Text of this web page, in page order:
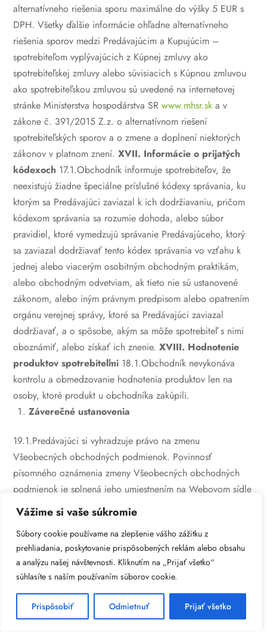
Vážime si vaše súkromie
Súbory cookie používame na zlepšenie vášho zážitku z
prehliadania, poskytovanie prispôsobených reklám alebo obsahu
a analýzu našej návštevnosti. Kliknutím na „Prijať všetko“
súhlasíte s naším používaním súborov cookie.
Prispôsobiť Odmietnuť Prijať všetko
alternatívneho riešenia sporu maximálne do výšky 5 EUR s
DPH. Všetky ďalšie informácie ohľadne alternatívneho
riešenia sporov medzi Predávajúcim a Kupujúcim –
spotrebiteľom vyplývajúcich z Kúpnej zmluvy ako
spotrebiteľskej zmluvy alebo súvisiacich s Kúpnou zmluvou
ako spotrebiteľskou zmluvou sú uvedené na internetovej
stránke Ministerstva hospodárstva SRwww.mhsr.sk a v
zákone č. 391/2015 Z.z. o alternatívnom riešení
spotrebiteľských sporov a o zmene a doplnení niektorých
zákonov v platnom znení. XVII. Informácie o prijatých
kódexoch 17.1.Obchodník informuje spotrebiteľov, že
neexistujú žiadne špeciálne príslušné kódexy správania, ku
ktorým sa Predávajúci zaviazal k ich dodržiavaniu, pričom
kódexom správania sa rozumie dohoda, alebo súbor
pravidiel, ktoré vymedzujú správanie Predávajúceho, ktorý
sa zaviazal dodržiavať tento kódex správania vo vzťahu k
jednej alebo viacerým osobitným obchodným praktikám,
alebo obchodným odvetviam, ak tieto nie sú ustanovené
zákonom, alebo iným právnym predpisom alebo opatrením
orgánu verejnej správy, ktoré sa Predávajúci zaviazal
dodržiavať, a o spôsobe, akým sa môže spotrebiteľ s nimi
oboznámiť, alebo získať ich znenie. XVIII. Hodnotenie
produktov spotrebiteľmi 18.1.Obchodník nevykonáva
kontrolu a obmedzovanie hodnotenia produktov len na
osoby, ktoré produkt u obchodníka zakúpili.
Záverečné ustanovenia
19.1.Predávajúci si vyhradzuje právo na zmenu
Všeobecných obchodných podmienok. Povinnosť
písomného oznámenia zmeny Všeobecných obchodných
podmienok je splnená jeho umiestnením na Webovom sídle
Predávajúceho. V prípade zmeny vo Všeobecných
Predávajúcim sa riadi podľa Všeobecných obchodných
podmienok platných a účinných pri uzatvorení Kúpno-
predajnej zmluvy, a to až do momentu jej zániku.
Všeobecné obchodné podmienky tvoria neoddeliteľnú
súčasť Reklamačného poriadku a Zásad a poučenia o
ochrane osobných údajov tohto Webového sídla.